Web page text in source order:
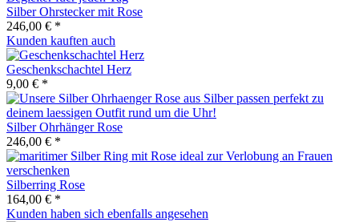
Silber Ohrstecker mit Rose
246,00 € *
Kunden kauften auch
Geschenkschachtel Herz
9,00 € *
Silber Ohrhänger Rose
246,00 € *
Silberring Rose
164,00 € *
Kunden haben sich ebenfalls angesehen